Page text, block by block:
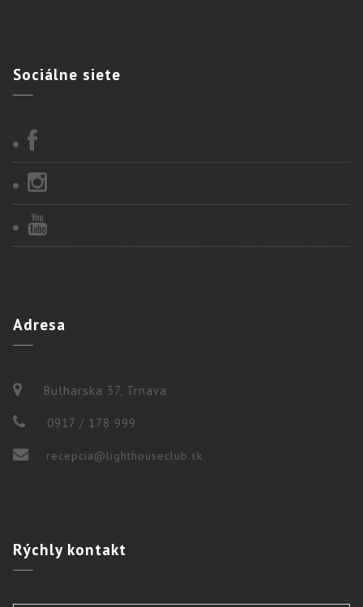
Sociálne siete
Adresa
Bulharska 37, Trnava
0917 / 178 999
recepcia@lighthouseclub.sk
Rýchlykontakt